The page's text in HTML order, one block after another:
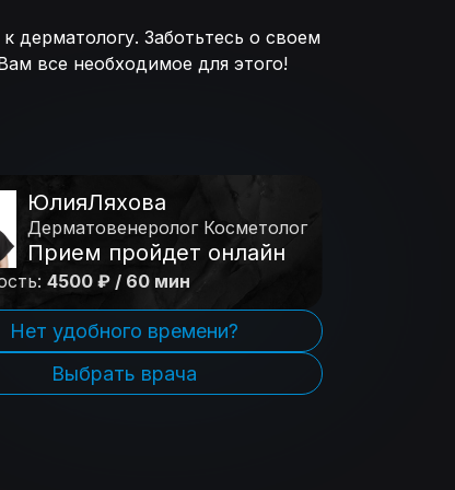
дерматологу. Заботьтесь о своем
все необходимое для этого!
ЮлияЛяхова
Дерматовенеролог Косметолог
Прием пройдет онлайн
4500 ₽ / 60 мин
Нет удобного времени?
Выбрать врача